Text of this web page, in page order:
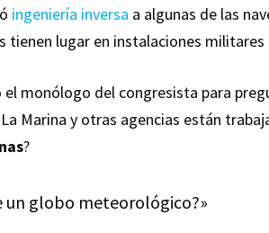
ingeniería inversa a algunas de las
lugar en instalaciones
monólogo del congresista para
Marina y otras agencias están
?
un globo meteorológico?»